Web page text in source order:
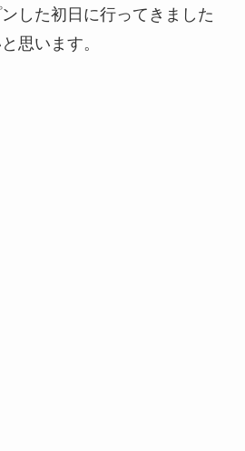
した初日に行ってきました
思います。